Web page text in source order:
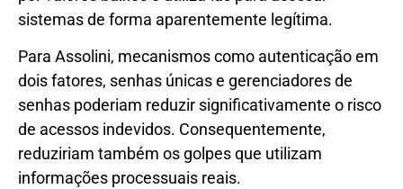
sistemas de forma aparentemente legítima.
Para Assolini, mecanismos como autenticação em
dois fatores, senhas únicas e gerenciadores de
senhas poderiam reduzir significativamente o risco
de acessos indevidos. Consequentemente,
reduziriam também os golpes que utilizam
informações processuais reais.